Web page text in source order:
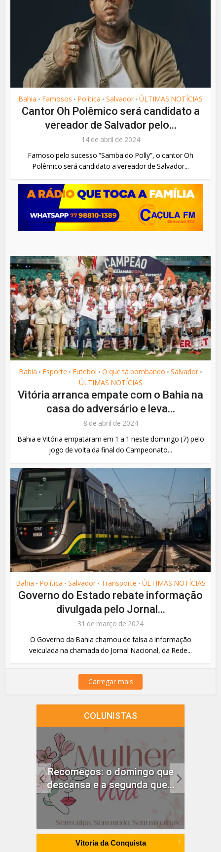
Bahia • Famosos • Política • Salvador • ÚLTIMAS NOTÍCIAS
Cantor Oh Polêmico será candidato a
vereador de Salvador pelo...
14 de abril de 2024
Famoso pelo sucesso “Samba do Polly”, o cantor Oh
Polêmico será candidato a vereador de Salvador...
Bahia • Esporte • Futebol • O que tá bombando • Salvador •
ÚLTIMAS NOTÍCIAS
Vitória arranca empate com o Bahia na
casa do adversário e leva...
8 de abril de 2024
Bahia e Vitória empataram em 1 a 1 neste domingo (7) pelo
jogo de volta da final do Campeonato...
Bahia • Política • Salvador • Transporte • ÚLTIMAS NOTÍCIAS
Governo do Estado rebate informação
divulgada pelo Jornal...
31 de março de 2024
O Governo da Bahia chamou de falsa a informação
veiculada na chamada do Jornal Nacional, da Rede...
Carregar mais
COLUNISTAS
Recomeços: o domingo que
descansa e a segunda que...
Vitoria da Conquista